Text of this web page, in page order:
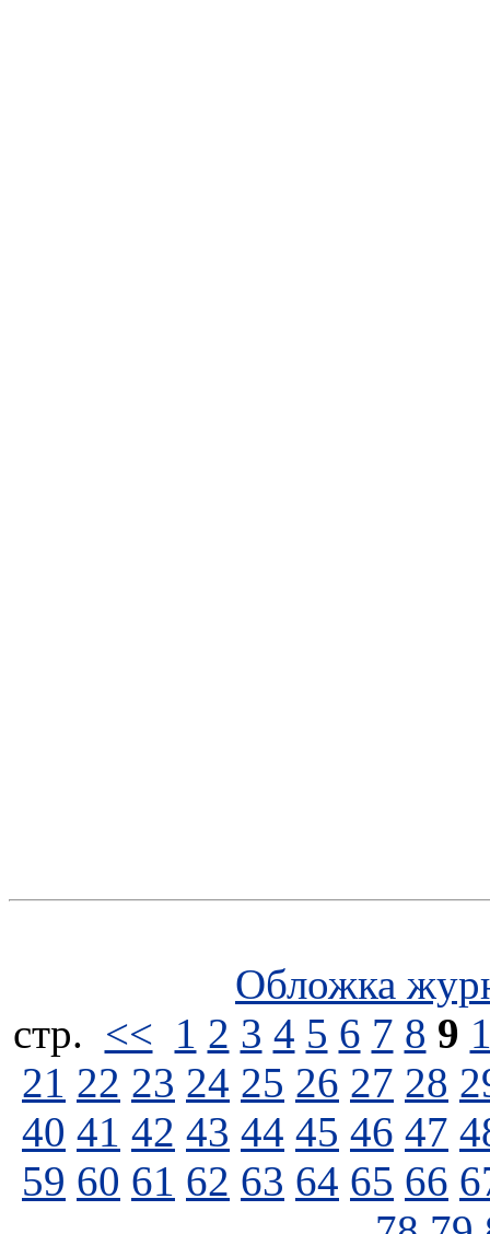
Обложка
стp. << 1 2 3 4 5 6 7 8 9
21 22 23 24 25 26 27 28
40 41 42 43 44 45 46 47
59 60 61 62 63 64 65 66